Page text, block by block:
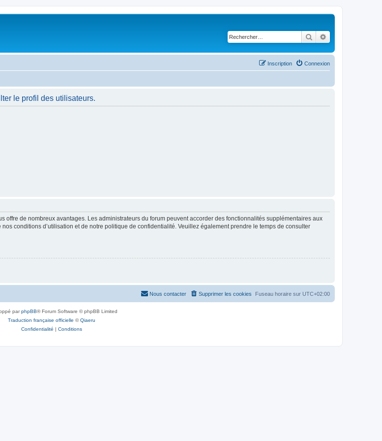
Rechercher
Connexion
Inscription
le profil des utilisateurs.
offre de nombreux avantages. Les administrateurs du forum peuvent accorder des fonctionnalités supplémentaires aux
conditions d’utilisation et de notre politique de confidentialité. Veuillez également prendre le temps de consulter
Fuseau horaire sur UTC+02:00
Supprimer les cookies
Nous contacter
parphpBB® Forum Software © phpBB Limited
Traduction française officielle ©Qiaeru
Confidentialité | Conditions